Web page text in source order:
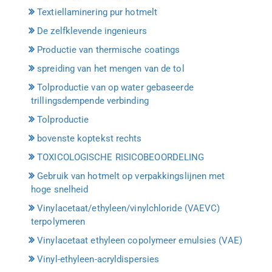
Textiellaminering pur hotmelt
De zelfklevende ingenieurs
Productie van thermische coatings
spreiding van het mengen van de tol
Tolproductie van op water gebaseerde
trillingsdempende verbinding
Tolproductie
bovenste koptekst rechts
TOXICOLOGISCHE RISICOBEOORDELING
Gebruik van hotmelt op verpakkingslijnen met
hoge snelheid
Vinylacetaat/ethyleen/vinylchloride (VAEVC)
terpolymeren
Vinylacetaat ethyleen copolymeer emulsies (VAE)
Vinyl-ethyleen-acryldispersies